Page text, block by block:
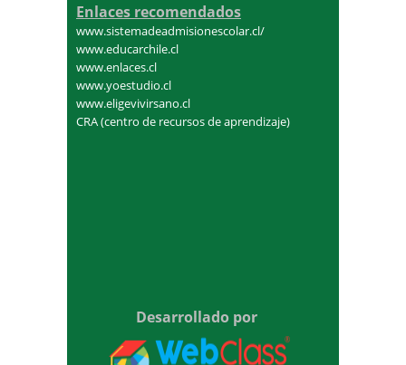
Enlaces recomendados
www.sistemadeadmisionescolar.cl/
www.educarchile.cl
www.enlaces.cl
www.yoestudio.cl
www.eligevivirsano.cl
CRA (centro de recursos de aprendizaje)
Desarrollado por